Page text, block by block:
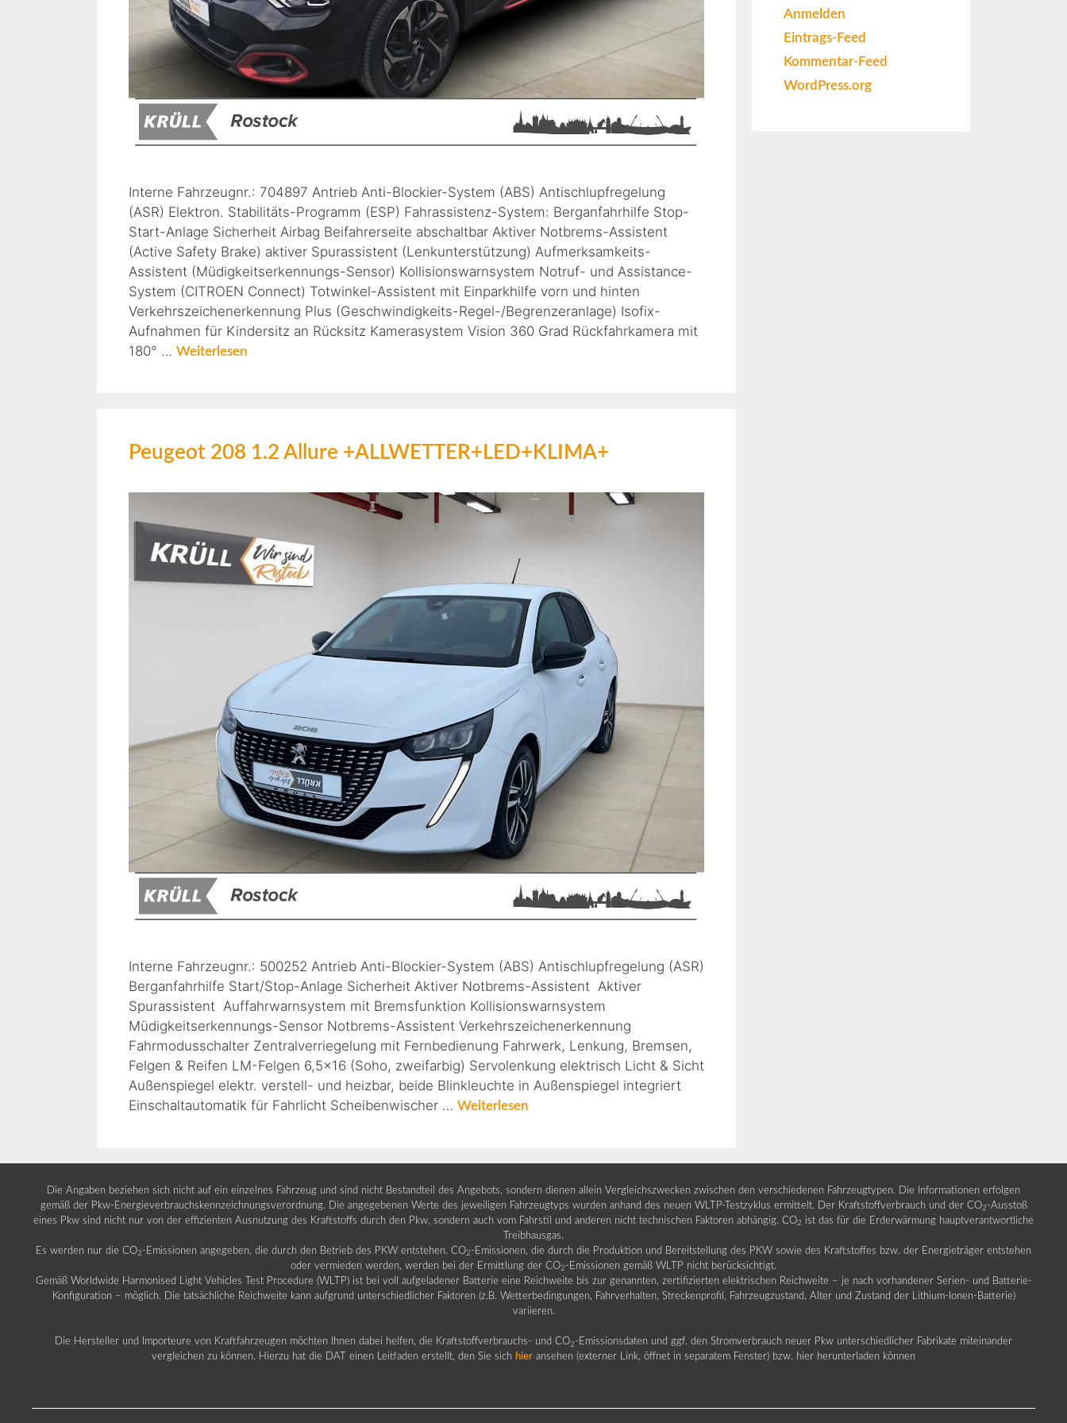
Interne Fahrzeugnr.: 704897 Antrieb Anti-Blockier-System (ABS) Antischlupfregelung
(ASR) Elektron. Stabilitäts-Programm (ESP) Fahrassistenz-System: Berganfahrhilfe Stop-
Start-Anlage Sicherheit Airbag Beifahrerseite abschaltbar Aktiver Notbrems-Assistent
(Active Safety Brake) aktiver Spurassistent (Lenkunterstützung) Aufmerksamkeits-
Assistent (Müdigkeitserkennungs-Sensor) Kollisionswarnsystem Notruf- und Assistance-
System (CITROEN Connect) Totwinkel-Assistent mit Einparkhilfe vorn und hinten
Verkehrszeichenerkennung Plus (Geschwindigkeits-Regel-/Begrenzeranlage) Isofix-
Aufnahmen für Kindersitz an Rücksitz Kamerasystem Vision 360 Grad Rückfahrkamera mit
180° … Weiterlesen
Peugeot 208 1.2 Allure +ALLWETTER+LED+KLIMA+
Interne Fahrzeugnr.: 500252 Antrieb Anti-Blockier-System (ABS) Antischlupfregelung (ASR)
Berganfahrhilfe Start/Stop-Anlage Sicherheit Aktiver Notbrems-Assistent Aktiver
Spurassistent Auffahrwarnsystem mit Bremsfunktion Kollisionswarnsystem
Müdigkeitserkennungs-Sensor Notbrems-Assistent Verkehrszeichenerkennung
Fahrmodusschalter Zentralverriegelung mit Fernbedienung Fahrwerk, Lenkung, Bremsen,
Felgen & Reifen LM-Felgen 6,5×16 (Soho, zweifarbig) Servolenkung elektrisch Licht & Sicht
Außenspiegel elektr. verstell- und heizbar, beide Blinkleuchte in Außenspiegel integriert
Einschaltautomatik für Fahrlicht Scheibenwischer … Weiterlesen
Anmelden
Eintrags-Feed
Kommentar-Feed
WordPress.org
Die Angaben beziehen sich nicht auf ein einzelnes Fahrzeug und sind nicht Bestandteil des Angebots, sondern dienen allein Vergleichszwecken zwischen den verschiedenen Fahrzeugtypen. Die Informationen erfolgen
gemäß der Pkw-Energieverbrauchskennzeichnungsverordnung. Die angegebenen Werte des jeweiligen Fahrzeugtyps wurden anhand des neuen WLTP-Testzyklus ermittelt. Der Kraftstoffverbrauch und der CO2 -Ausstoß
eines Pkw sind nicht nur von der effizienten Ausnutzung des Kraftstoffs durch den Pkw, sondern auch vom Fahrstil und anderen nicht technischen Faktoren abhängig. CO2 ist das für die Erderwärmung hauptverantwortliche
Treibhausgas.
Es werden nur die CO2 -Emissionen angegeben, die durch den Betrieb des PKW entstehen. CO2 -Emissionen, die durch die Produktion und Bereitstellung des PKW sowie des Kraftstoffes bzw. der Energieträger entstehen
oder vermieden werden, werden bei der Ermittlung der CO2 -Emissionen gemäß WLTP nicht berücksichtigt.
Gemäß Worldwide Harmonised Light Vehicles Test Procedure (WLTP) ist bei voll aufgeladener Batterie eine Reichweite bis zur genannten, zertifizierten elektrischen Reichweite – je nach vorhandener Serien- und Batterie-
Konfiguration – möglich. Die tatsächliche Reichweite kann aufgrund unterschiedlicher Faktoren (z.B. Wetterbedingungen, Fahrverhalten, Streckenprofil, Fahrzeugzustand, Alter und Zustand der Lithium-Ionen-Batterie)
variieren.
Die Hersteller und Importeure von Kraftfahrzeugen möchten Ihnen dabei helfen, die Kraftstoffverbrauchs- und CO2 -Emissionsdaten und ggf. den Stromverbrauch neuer Pkw unterschiedlicher Fabrikate miteinander
vergleichen zu können. Hierzu hat die DAT einen Leitfaden erstellt, den Sie sich hier ansehen (externer Link, öffnet in separatem Fenster) bzw. hier herunterladen können